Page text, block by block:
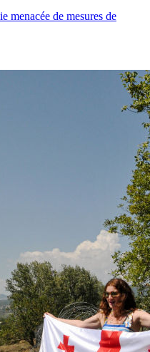
menacée de mesures de